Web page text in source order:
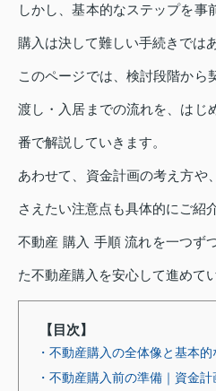
しかし、基本的なステップを事
購入は決して難しい手続きでは
このページでは、検討段階から
渡し・入居までの流れを、はじ
番で解説していきます。
あわせて、資金計画の考え方や
さえたい注意点も具体的にご紹
不動産 購入 手順 流れを一つず
た不動産購入を安心して進めて
【目次】
・不動産購入の全体像と基本
・不動産購入前の準備｜資金